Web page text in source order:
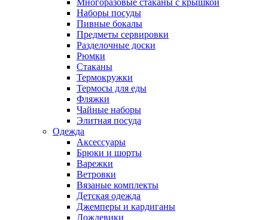
Многоразовые стаканы с крышкой
Наборы посуды
Пивные бокалы
Предметы сервировки
Разделочные доски
Рюмки
Стаканы
Термокружки
Термосы для еды
Фляжки
Чайные наборы
Элитная посуда
Одежда
Аксессуары
Брюки и шорты
Варежки
Ветровки
Вязаные комплекты
Детская одежда
Джемперы и кардиганы
Дождевики